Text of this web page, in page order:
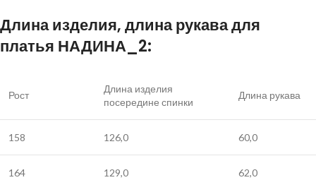
Длина изделия, длина рукава для
платья НАДИНА_2:
Рост
Длина изделия
посередине спинки
Длина рукава
158 126,0 60,0
164 129,0 62,0